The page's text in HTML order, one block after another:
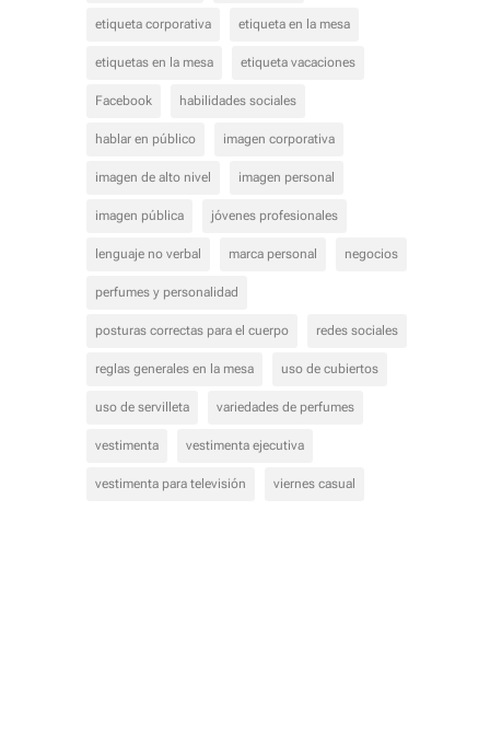
etiqueta corporativa etiqueta en la mesa
etiquetas en la mesa etiqueta vacaciones
Facebook habilidades sociales
hablar en público imagen corporativa
imagen de alto nivel imagen personal
imagen pública jóvenes profesionales
lenguaje no verbal marca personal negocios
perfumes y personalidad
posturas correctas para el cuerpo redes sociales
reglas generales en la mesa uso de cubiertos
uso de servilleta variedades de perfumes
vestimenta vestimenta ejecutiva
vestimenta para televisión viernes casual